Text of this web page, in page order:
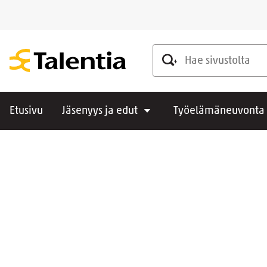
Hae sivustolta
Etusivu Jäsenyys ja edut Työelämäneuvonta